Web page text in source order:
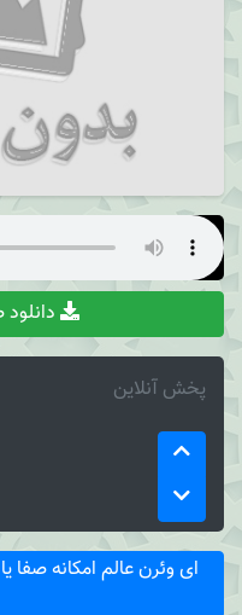
پخش آنلاین
ای وئرن عالم امکانه صفا